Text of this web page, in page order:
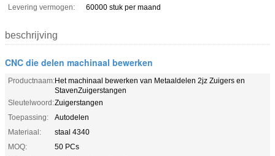
Levering vermogen:
60000 stuk per maand
beschrijving
CNC die delen machinaal bewerken
Productnaam:Het machinaal bewerken van Metaaldelen 2jz Zuigers en
StavenZuigerstangen
Sleutelwoord:Zuigerstangen
Toepassing:
Autodelen
Materiaal:
staal 4340
MOQ:
50 PCs